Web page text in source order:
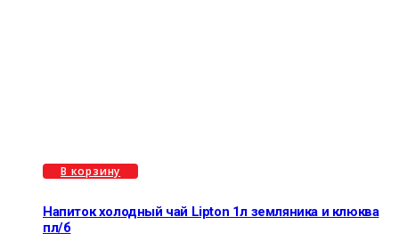
В корзину
Напиток холодный чай Lipton 1л земляника и клюква
пл/б